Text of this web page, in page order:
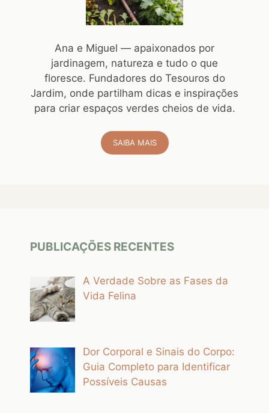
Ana e Miguel — apaixonados por
jardinagem, natureza e tudo o que
floresce. Fundadores do Tesouros do
Jardim, onde partilham dicas e inspirações
para criar espaços verdes cheios de vida.
SAIBA MAIS
PUBLICAÇÕES RECENTES
A Verdade Sobre as Fases da
Vida Felina
Dor Corporal e Sinais do Corpo:
Guia Completo para Identificar
Possíveis Causas